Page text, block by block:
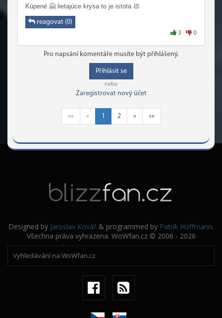
Kúpené 🤗 lietajúce krysa to je istota 💩
reagovat (0)
3 0
Pro napsání komentáře musíte být přihlášený.
Přihlásit se
nebo
Zaregistrovat nový účet
«« « 1 2 » »»
Designed by Jaroslav Kovář & programmed by Patrik Hoffmann.
Všechna práva vyhrazena. WoWfan.cz © 2006 - 2026